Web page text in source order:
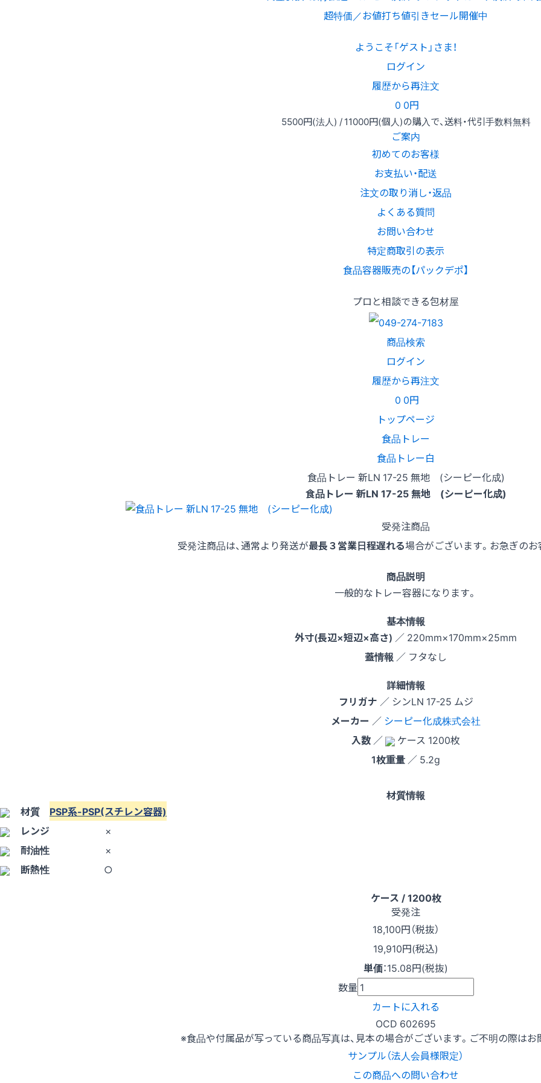
超特価／お値打ち値引きセール開催中
ようこそ「ゲスト」さま！
ログイン
履歴から再注文
0 0円
5500円(法人) /11000円(個人)の購入で、送料・代引手数料無料
ご案内
初めてのお客様
お支払い・配送
注文の取り消し・返品
よくある質問
お問い合わせ
特定商取引の表示
食品容器販売の【パックデポ】
プロと相談できる包材屋
商品検索
ログイン
履歴から再注文
0 0円
トップページ
食品トレー
食品トレー白
食品トレー 新LN 17-25 無地 (シーピー化成)
食品トレー 新LN 17-25 無地 (シーピー化成)
受発注商品
受発注商品は、通常より発送が最長３営業日程遅れる場合がございます。お急ぎの
商品説明
一般的なトレー容器になります。
基本情報
外寸(長辺×短辺×高さ) ／ 220mm×170mm×25mm
蓋情報 ／ フタなし
詳細情報
フリガナ ／ シンLN 17-25 ムジ
メーカー ／ シーピー化成株式会社
入数 ／
ケース 1200枚
1枚重量 ／ 5.2g
材質情報
材質 PSP系-PSP(スチレン容器)
レンジ
×
耐油性
×
断熱性
○
ケース / 1200枚
受発注
18,100円（税抜）
19,910円(税込)
単価：15.08円(税抜)
数量
カートに入れる
OCD 602695
※食品や付属品が写っている商品写真は、見本の場合がございます。ご不明の際はお
サンプル（法人会員様限定）
この商品への問い合わせ